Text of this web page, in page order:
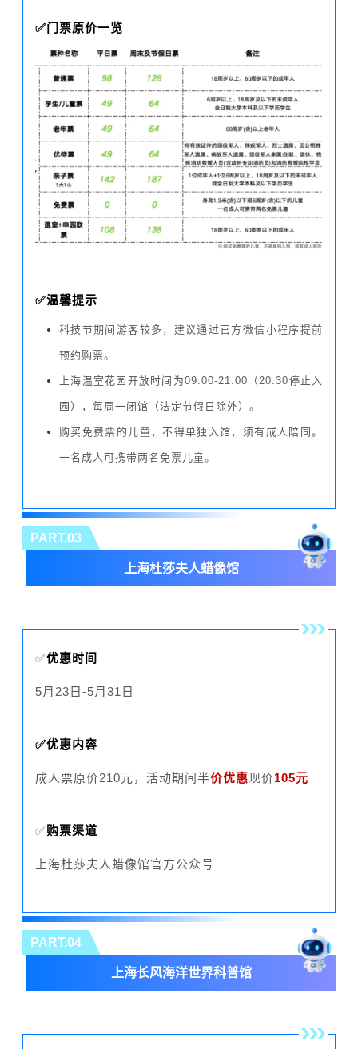
✅门票原价一览
✅温馨提示
科技节期间游客较多，建议通过官方微信小程序提前
预约购票。
上海温室花园开放时间为09:00-21:00（20:30停止入
园），每周一闭馆（法定节假日除外）。
购买免费票的儿童，不得单独入馆，须有成人陪同。
一名成人可携带两名免票儿童。
PART.03
上海杜莎夫人蜡像馆
✅优惠时间
5月23日-5月31日
✅优惠内容
成人票原价210元，活动期间半价优惠现价105元
✅购票渠道
上海杜莎夫人蜡像馆官方公众号
PART.04
上海长风海洋世界科普馆